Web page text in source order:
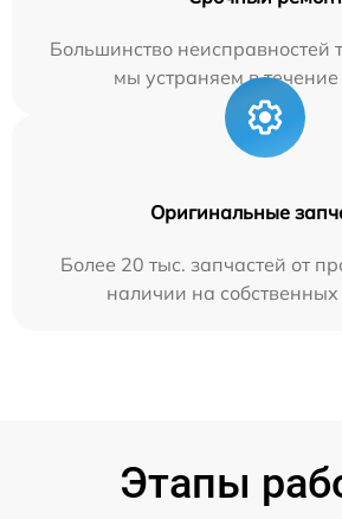
Большинство неисправностей
мы устраняем в течение
Оригинальные
Более 20 тыс. запчастей от
наличии на
Этапы